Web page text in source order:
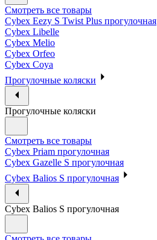
Смотреть все товары
Cybex Eezy S Twist Plus прогулочная
Cybex Libelle
Cybex Melio
Cybex Orfeo
Cybex Coya
Прогулочные коляски
Прогулочные коляски
Смотреть все товары
Cybex Priam прогулочная
Cybex Gazelle S прогулочная
Cybex Balios S прогулочная
Cybex Balios S прогулочная